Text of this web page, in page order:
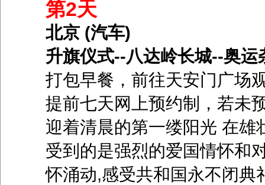
第2天
北京 (汽车)
升旗仪式--八达岭长城--奥
打包早餐，前往天安门广场
提前七天网上预约制，若未
迎着清晨的第一缕阳光 在雄
受到的是强烈的爱国情怀和
怀涌动,感受共和国永不闭典